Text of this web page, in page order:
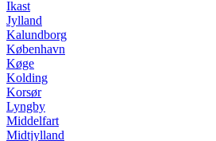
Ikast
Jylland
Kalundborg
København
Køge
Kolding
Korsør
Lyngby
Middelfart
Midtjylland